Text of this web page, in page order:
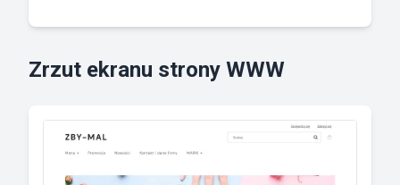
Zrzut ekranu strony WWW